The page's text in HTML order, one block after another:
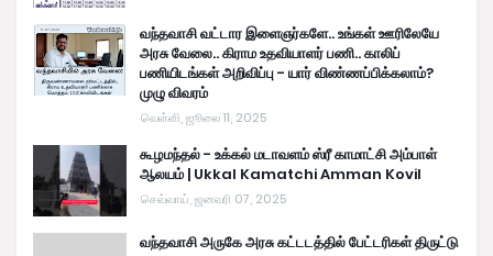
வந்தவாசி வட்டார இளைஞர்களே.. உங்கள் ஊரிலேயே
அரசு வேலை.. கிராம உதவியாளர் பணி.. காலிப்
பணியிடங்கள் அறிவிப்பு - யார் விண்ணப்பிக்கலாம்?
முழு விவரம்
வெள்ளி, ஜூலை 11, 2025
கூழமந்தல் - உக்கல் மடாவளம் ஸ்ரீ காமாட்சி அம்பாள்
ஆலயம் | Ukkal Kamatchi Amman Kovil
செவ்வாய், ஜனவரி 07, 2025
வந்தவாசி அருகே அரசு கட்டடத்தில் பேட்டரிகள் திருட்டு